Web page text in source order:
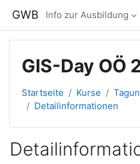
GWB Info zur Ausbildung
GIS-Day OÖ
Startseite Kurse
Detailinformationen